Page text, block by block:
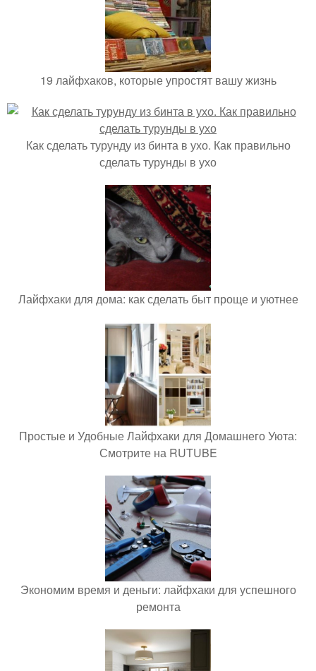
19 лайфхаков, которые упростят вашу жизнь
Как сделать турунду из бинта в ухо. Как правильно
сделать турунды в ухо
Лайфхаки для дома: как сделать быт проще и уютнее
Простые и Удобные Лайфхаки для Домашнего Уюта:
Смотрите на RUTUBE
Экономим время и деньги: лайфхаки для успешного
ремонта